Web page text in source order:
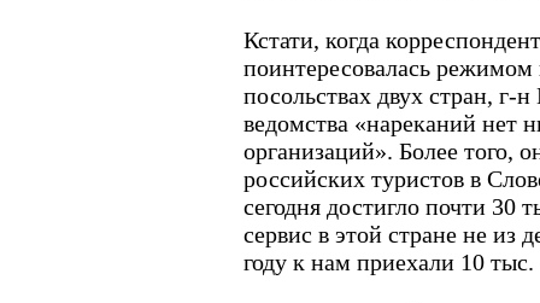
Кстати, когда
поинтересовалась режимом
посольствах двух стран, г-
ведомства «нареканий нет
организаций». Более того,
российских туристов в
сегодня достигло почти 30
сервис в этой стране не из
году к нам приехали 10 тыс.